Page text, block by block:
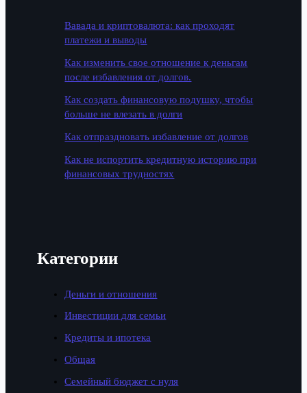
Вавада и криптовалюта: как проходят
платежи и выводы
Как изменить свое отношение к деньгам
после избавления от долгов.
Как создать финансовую подушку, чтобы
больше не влезать в долги
Как отпраздновать избавление от долгов
Как не испортить кредитную историю при
финансовых трудностях
Категории
Деньги и отношения
Инвестиции для семьи
Кредиты и ипотека
Общая
Семейный бюджет с нуля